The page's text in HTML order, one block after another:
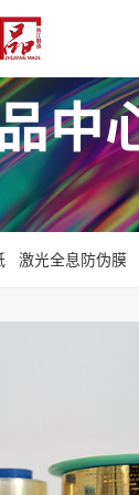
中
激光全息防伪膜